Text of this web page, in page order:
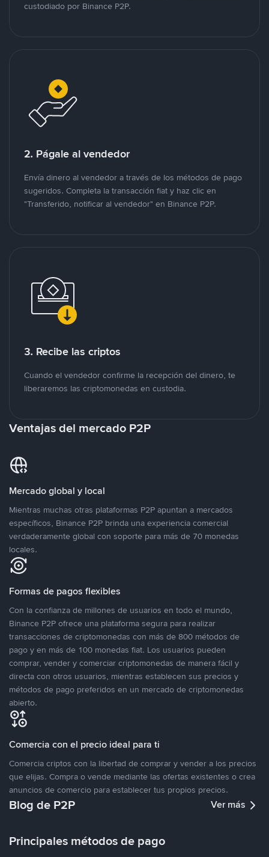
custodiado por Binance P2P.
2. Págale al vendedor
Envía dinero al vendedor a través de los métodos de pago
sugeridos. Completa la transacción fiat y haz clic en
"Transferido, notificar al vendedor" en Binance P2P.
3. Recibe las criptos
Cuando el vendedor confirme la recepción del dinero, te
liberaremos las criptomonedas en custodia.
Ventajas del mercado P2P
Mercado global y local
Mientras muchas otras plataformas P2P apuntan a mercados
específicos, Binance P2P brinda una experiencia comercial
verdaderamente global con soporte para más de 70 monedas
locales.
Formas de pagos flexibles
Con la confianza de millones de usuarios en todo el mundo,
Binance P2P ofrece una plataforma segura para realizar
transacciones de criptomonedas con más de 800 métodos de
pago y en más de 100 monedas fiat. Los usuarios pueden
comprar, vender y comerciar criptomonedas de manera fácil y
directa con otros usuarios, mientras establecen sus precios y
métodos de pago preferidos en un mercado de criptomonedas
abierto.
Comercia con el precio ideal para ti
Comercia criptos con la libertad de comprar y vender a los precios
que elijas. Compra o vende mediante las ofertas existentes o crea
anuncios de comercio para establecer tus propios precios.
Blog de P2P Ver más
Principales métodos de pago